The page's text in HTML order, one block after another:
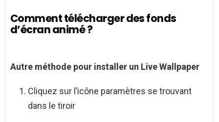
Comment télécharger des fonds
d’écran animé ?
Autre méthode pour installer un Live Wallpaper
Cliquez sur l’icône paramètres se trouvant
dans le tiroir